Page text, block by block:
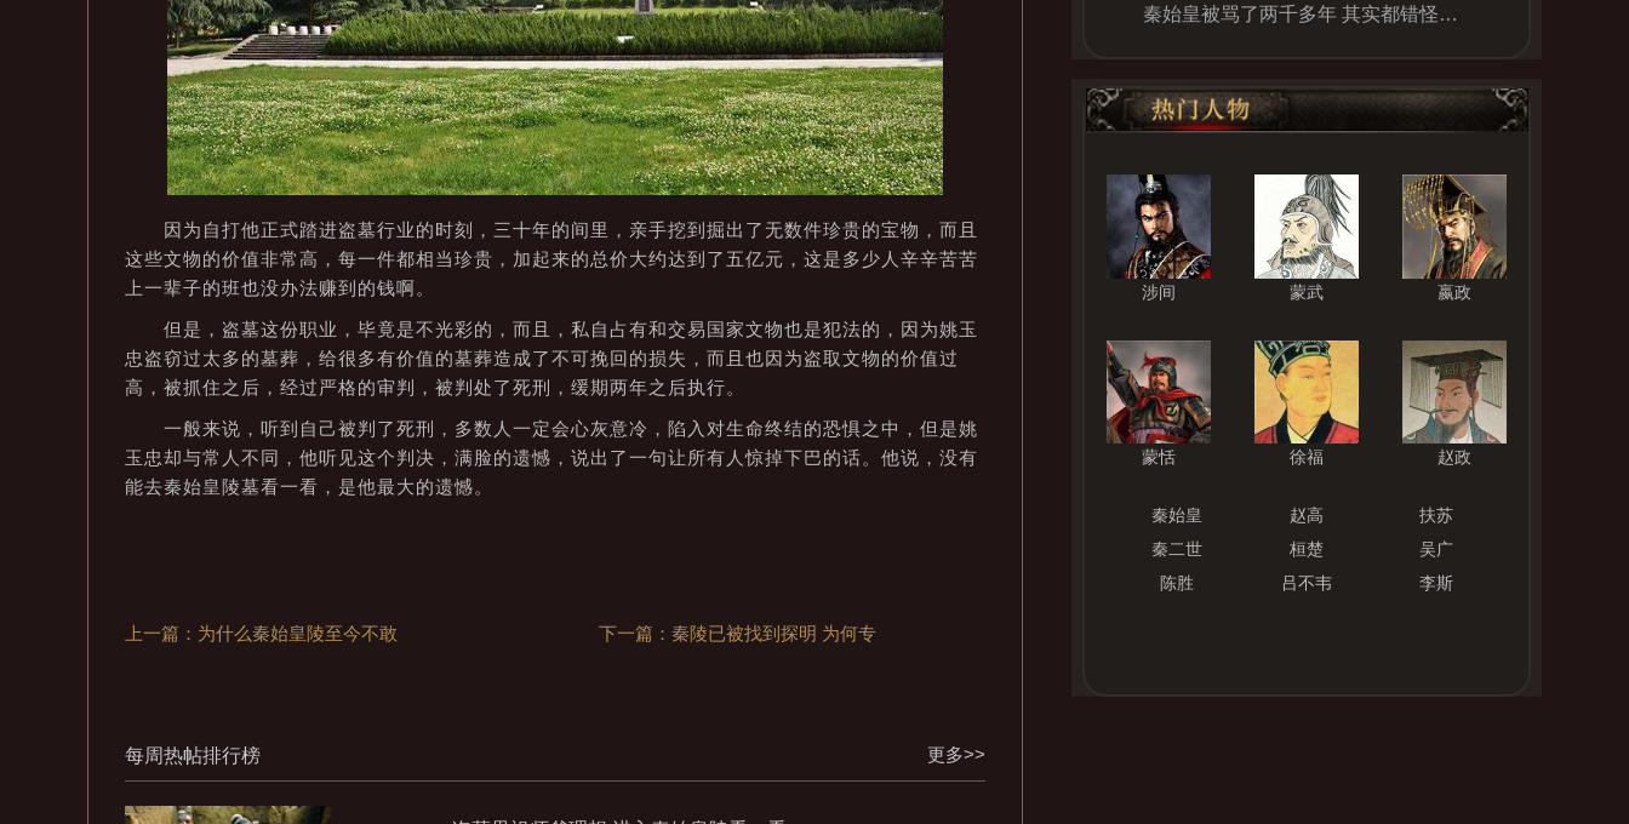
因为自打他正式踏进盗墓行业的时刻，三十年的间里，亲手挖到掘出了无数件珍贵的宝物，而且
这些文物的价值非常高，每一件都相当珍贵，加起来的总价大约达到了五亿元，这是多少人辛辛苦苦
上一辈子的班也没办法赚到的钱啊。
但是，盗墓这份职业，毕竟是不光彩的，而且，私自占有和交易国家文物也是犯法的，因为姚玉
忠盗窃过太多的墓葬，给很多有价值的墓葬造成了不可挽回的损失，而且也因为盗取文物的价值过
高，被抓住之后，经过严格的审判，被判处了死刑，缓期两年之后执行。
一般来说，听到自己被判了死刑，多数人一定会心灰意冷，陷入对生命终结的恐惧之中，但是姚
玉忠却与常人不同，他听见这个判决，满脸的遗憾，说出了一句让所有人惊掉下巴的话。他说，没有
能去秦始皇陵墓看一看，是他最大的遗憾。
上一篇：为什么秦始皇陵至今不敢 下一篇：秦陵已被找到探明 为何专
每周热帖排行榜 更多>>
秦始皇被骂了两千多年 其实都错怪他了
涉间 蒙武 嬴政
蒙恬 徐福 赵政
秦始皇 赵高
扶苏
秦二世
桓楚
吴广
陈胜
吕不韦 李斯